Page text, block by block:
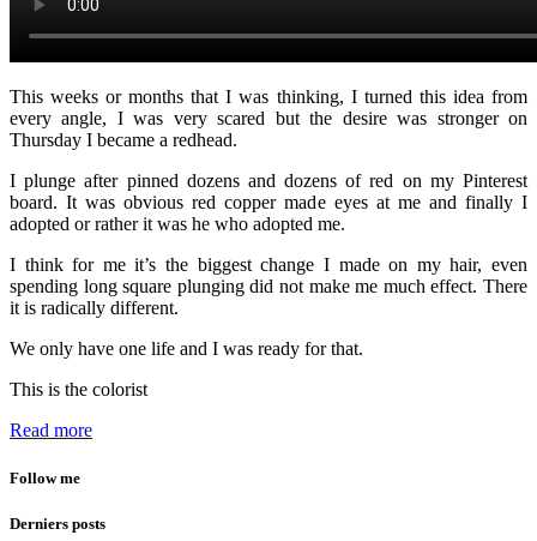
This weeks or months that I was thinking, I turned this idea from
every angle, I was very scared but the desire was stronger on
Thursday I became a redhead.
I plunge after pinned dozens and dozens of red on my Pinterest
board. It was obvious red copper made eyes at me and finally I
adopted or rather it was he who adopted me.
I think for me it’s the biggest change I made on my hair, even
spending long square plunging did not make me much effect. There
it is radically different.
We only have one life and I was ready for that.
This is the colorist
Read more
Follow me
Derniers posts